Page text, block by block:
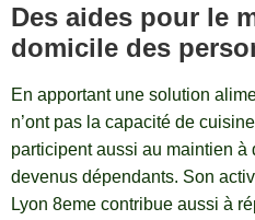
Des aides pour le
domicile des
En apportant une solution
n’ont pas la capacité de
participent aussi au maintien à
devenus dépendants. Son
Lyon 8eme contribue aussi à